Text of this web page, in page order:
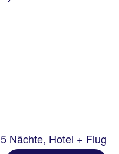
5 Nächte, Hotel + Flug